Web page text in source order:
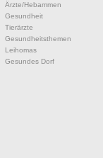
Ärzte/Hebammen
Gesundheit
Tierärzte
Gesundheitsthemen
Leihomas
Gesundes Dorf